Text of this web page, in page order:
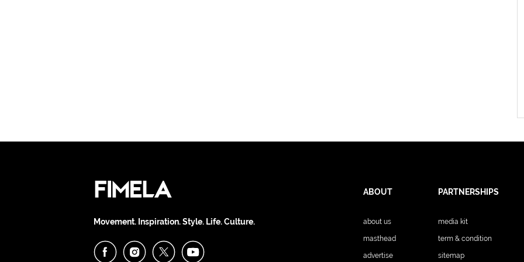
Movement. Inspiration. Style. Life. Culture.
ABOUT PARTNERSHIPS
about us media kit
masthead term & condition
advertise sitemap